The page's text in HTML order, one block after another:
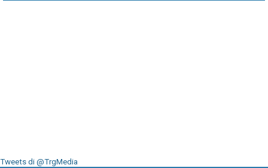
Tweets di @TrgMedia